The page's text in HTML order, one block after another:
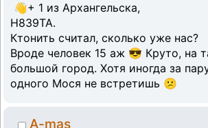
👋+ 1 из Архангельска,
Н839ТА.
Ктонить считал, сколько уже нас?
Вроде человек 15 аж 😎 Круто, на
большой город. Хотя иногда за
одного Мося не встретишь 😕
A-mas